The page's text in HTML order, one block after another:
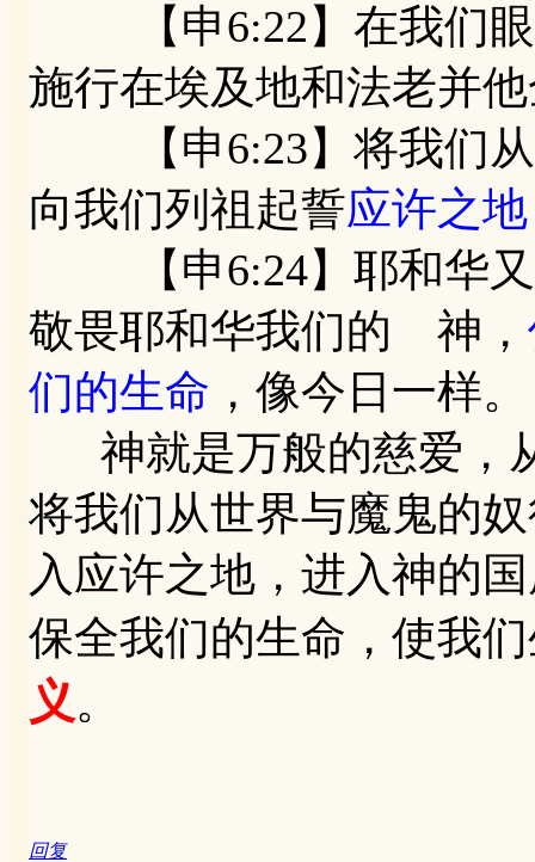
【申6:22】在我们眼
施行在埃及地和法老并
【申6:23】将我们从
向我们列祖起誓应许之
【申6:24】耶和华又
敬畏耶和华我们的 神，
们的生命 ，像今日一样。
神就是万般的慈爱，
将我们从世界与魔鬼的
入应许之地，进入神的
保全我们的生命，使我
义。
回复